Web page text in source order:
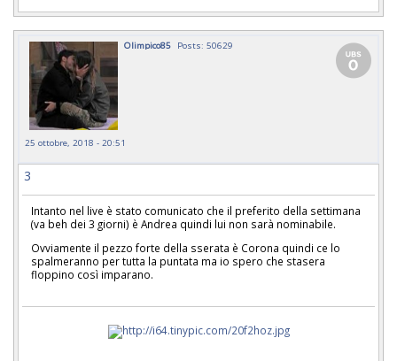
Olimpico85 Posts: 50629
25 ottobre, 2018 - 20:51
3
Intanto nel live è stato comunicato che il preferito della settimana
(va beh dei 3 giorni) è Andrea quindi lui non sarà nominabile.
Ovviamente il pezzo forte della sserata è Corona quindi ce lo
spalmeranno per tutta la puntata ma io spero che stasera
floppino così imparano.